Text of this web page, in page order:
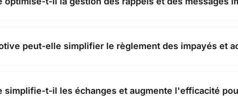
peut-elle simplifier le règlement des impayés et
simplifie-t-il les échanges et augmente l'efficacité